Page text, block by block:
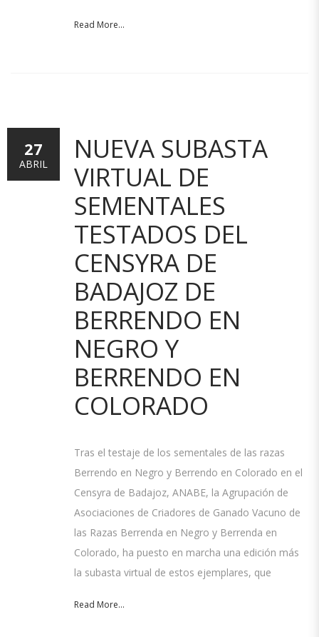
Read More...
NUEVA SUBASTA
VIRTUAL DE
SEMENTALES
TESTADOS DEL
CENSYRA DE
BADAJOZ DE
BERRENDO EN
NEGRO Y
BERRENDO EN
COLORADO
Tras el testaje de los sementales de las razas
Berrendo en Negro y Berrendo en Colorado en el
Censyra de Badajoz, ANABE, la Agrupación de
Asociaciones de Criadores de Ganado Vacuno de
las Razas Berrenda en Negro y Berrenda en
Colorado, ha puesto en marcha una edición más
la subasta virtual de estos ejemplares, que
Read More...
27
ABRIL